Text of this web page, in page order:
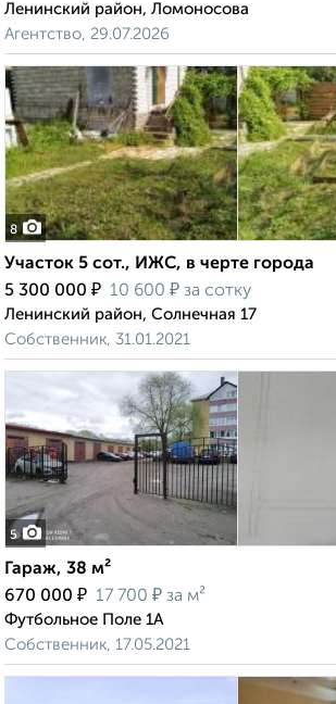
Ленинский район, Ломоносова
Агентство, 29.07.2026
8
Участок 5 сот., ИЖС, в черте города
5 300 000 ₽ 10 600 ₽ за сотку
Ленинский район, Солнечная 17
Собственник, 31.01.2021
5
Гараж, 38 м²
670 000 ₽ 17 700 ₽ за м²
Футбольное Поле 1А
Собственник, 17.05.2021